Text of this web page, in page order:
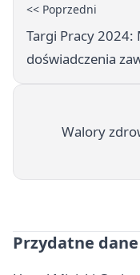
<< Poprzedni
Targi Pracy 2024:
doświadczenia
Walory
Przydatne